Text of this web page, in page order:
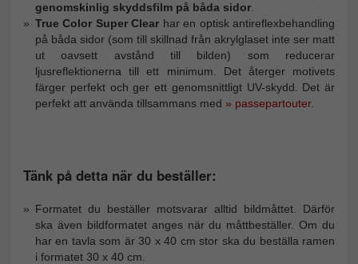
genomskinlig skyddsfilm på båda sidor.
True Color Super Clear har en optisk antireflexbehandling
på båda sidor (som till skillnad från akrylglaset inte ser matt
ut oavsett avstånd till bilden) som reducerar
ljusreflektionerna till ett minimum. Det återger motivets
färger perfekt och ger ett genomsnittligt UV-skydd. Det är
perfekt att använda tillsammans med » passepartouter.
Tänk på detta när du beställer:
Formatet du beställer motsvarar alltid bildmåttet. Därför
ska även bildformatet anges när du måttbeställer. Om du
har en tavla som är 30 x 40 cm stor ska du beställa ramen
i formatet 30 x 40 cm.